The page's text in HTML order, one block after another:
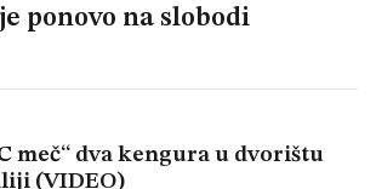
ponovo na slobodi
meč“ dva kengura u dvorištu
(VIDEO)